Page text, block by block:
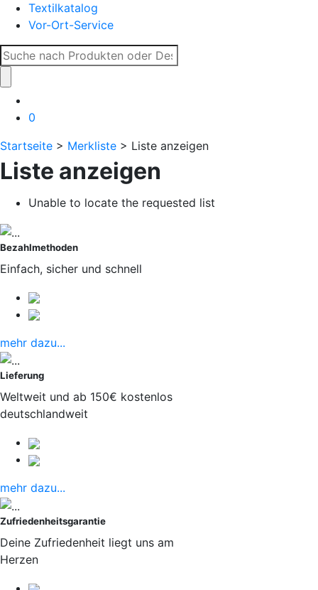
Textilkatalog
Vor-Ort-Service
Suche
nach:
0
Startseite > Merkliste > Liste anzeigen
Liste anzeigen
Unable to locate the requested list
Bezahlmethoden
Einfach, sicher und schnell
mehr dazu...
Lieferung
Weltweit und ab 150€ kostenlos
deutschlandweit
mehr dazu...
Zufriedenheitsgarantie
Deine Zufriedenheit liegt uns am
Herzen